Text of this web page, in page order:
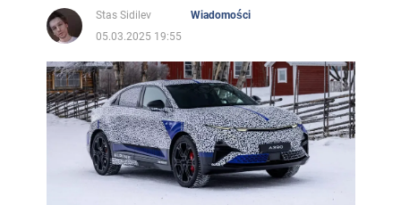
Stas Sidilev
Wiadomości
05.03.2025 19:55